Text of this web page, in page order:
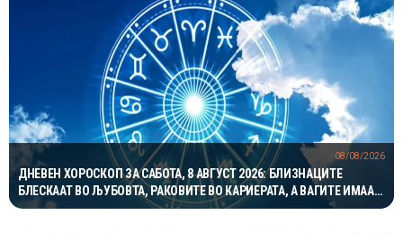
ДНЕВЕН ХОРОСКОП ЗА САБОТА, 8 АВГУСТ 2026: БЛИЗНАЦИТЕ
БЛЕСКААТ ВО ЉУБОВТА, РАКОВИТЕ ВО КАРИЕРАТА, А ВАГИТЕ ИМААТ
ОДЛИЧЕН ДЕН ЗА ХАРМОНИЈА
08/08/2026